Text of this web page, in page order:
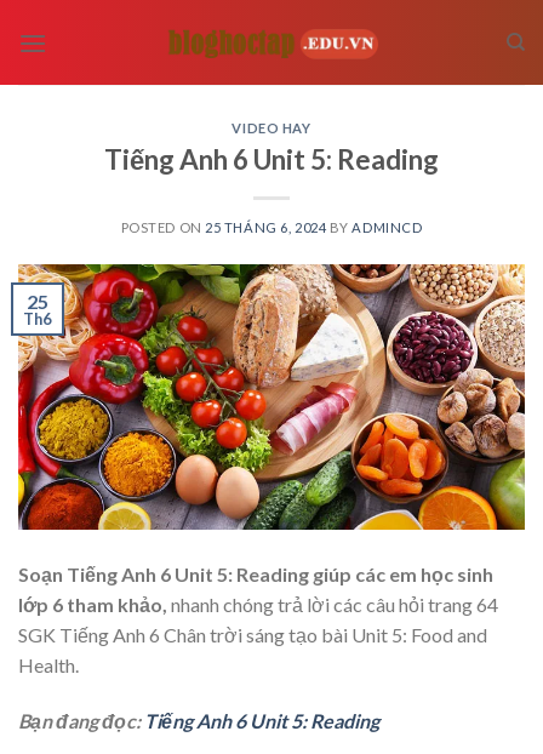
VIDEO HAY
Tiếng Anh 6 Unit 5: Reading
POSTED ON 25 THÁNG 6, 2024 BY ADMINCD
25
Th6
Soạn Tiếng Anh 6 Unit 5: Reading giúp các em học sinh
lớp 6 tham khảo, nhanh chóng trả lời các câu hỏi trang 64
SGK Tiếng Anh 6 Chân trời sáng tạo bài Unit 5: Food and
Health.
Bạn đang đọc: Tiếng Anh 6 Unit 5: Reading